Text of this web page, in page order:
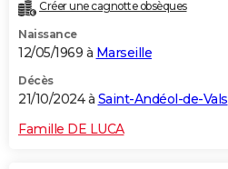
Créer une cagnotte obsèques
Naissance
12/05/1969 à Marseille
Décès
21/10/2024 à Saint-Andéol-de-Vals
Famille DE LUCA